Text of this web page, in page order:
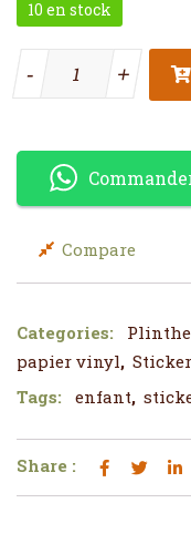
10 en stock
quantité de Plinthe
+
- +
-
Compare
Categories:
papier vinyl,
Tags:
enfant,
Share :